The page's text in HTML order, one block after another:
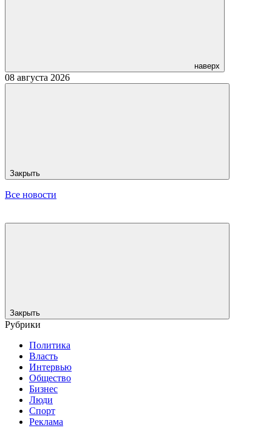
наверх
08 августа 2026
Закрыть
Все новости
Закрыть
Рубрики
Политика
Власть
Интервью
Общество
Бизнес
Люди
Спорт
Реклама